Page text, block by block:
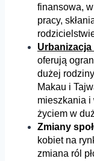
finansowa,
pracy,
oferują
dużej
Makau i
mieszkania i
życiem w
Zmiany
kobiet na
zmiana ról